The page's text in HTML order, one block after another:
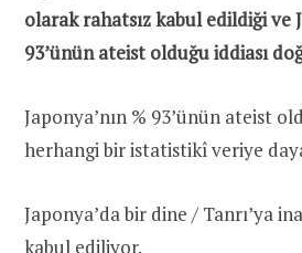
olarak rahatsız kabul edildiği ve
93’ünün ateist olduğu iddiası
Japonya’nın % 93’ünün ateist
herhangi bir istatistikî veriye
Japonya’da bir dine / Tanrı’ya
kabul ediliyor.